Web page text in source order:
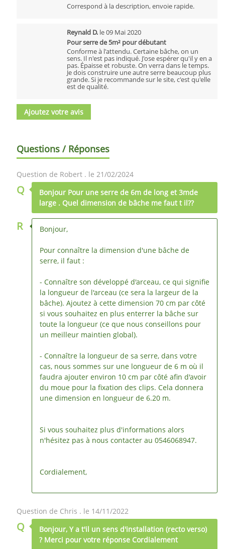
Correspond à la description, envoie rapide.
Reynald D. le09 Mai 2020
Pour serre de 5m² pour débutant
Conforme à l'attendu. Certaine bâche, on un
sens. Il n'est pas indiqué. J'ose espérer qu'il y en a
pas. Épaisse et robuste. On verra dans le temps.
Je dois construire une autre serre beaucoup plus
grande. Si je recommande sur le site, c'est qu'elle
est de qualité.
Ajoutez votre avis
Questions / Réponses
Question de Robert . le 21/02/2024
Q
Bonjour Pour une serre de 6m de long et 3mde
large . Quel dimension de bâche me faut t il??
R Bonjour,
Pour connaître la dimension d'une bâche de
serre, il faut :
- Connaître son développé d'arceau, ce qui signifie
la longueur de l'arceau (ce sera la largeur de la
bâche). Ajoutez à cette dimension 70 cm par côté
si vous souhaitez en plus enterrer la bâche sur
toute la longueur (ce que nous conseillons pour
un meilleur maintien global).
- Connaître la longueur de sa serre, dans votre
cas, nous sommes sur une longueur de 6 m où il
faudra ajouter environ 10 cm par côté afin d'avoir
du moue pour la fixation des clips. Cela donnera
une dimension en longueur de 6.20 m.
Si vous souhaitez plus d'informations alors
n'hésitez pas à nous contacter au 0546068947.
Cordialement,
Question de Chris . le 14/11/2022
Q
Bonjour, Y a t'il un sens d'installation (recto verso)
? Merci pour votre réponse Cordialement